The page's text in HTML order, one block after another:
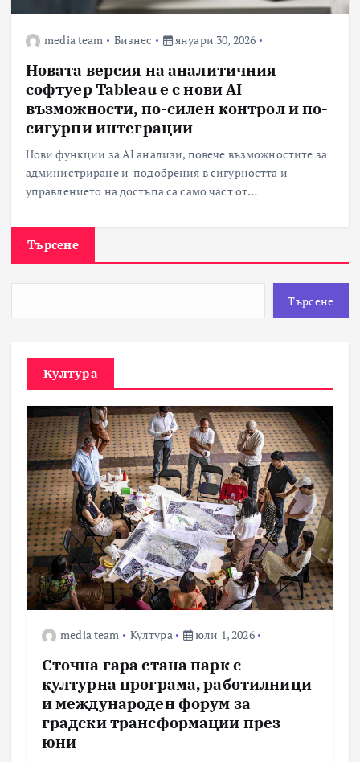
media team Бизнес януари 30, 2026
Новата версия на аналитичния
софтуер Tableau е с нови AI
възможности, по-силен контрол и по-
сигурни интеграции
Нови функции за AI анализи, повече възможностите за
администриране и подобрения в сигурността и
управлението на достъпа са само част от…
Търсене
Търсене
Култура
media team Култура юли 1, 2026
Сточна гара стана парк с
културна програма, работилници
и международен форум за
градски трансформации през
юни